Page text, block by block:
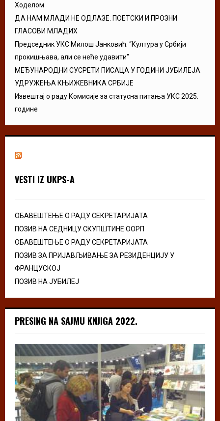
Ходелом
ДА НАМ МЛАДИ НЕ ОДЛАЗЕ: ПОЕТСКИ И ПРОЗНИ
ГЛАСОВИ МЛАДИХ
Председник УКС Милош Јанковић: “Култура у Србији
прокишњава, али се неће удавити”
МЕЂУНАРОДНИ СУСРЕТИ ПИСАЦА У ГОДИНИ ЈУБИЛЕЈА
УДРУЖЕЊА КЊИЖЕВНИКА СРБИЈЕ
Извештај о раду Комисије за статусна питања УКС 2025.
године
VESTI IZ UKPS-A
ОБАВЕШТЕЊЕ О РАДУ СЕКРЕТАРИЈАТА
ПОЗИВ НА СЕДНИЦУ СКУПШТИНЕ ООРП
ОБАВЕШТЕЊЕ О РАДУ СЕКРЕТАРИЈАТА
ПОЗИВ ЗА ПРИЈАВЉИВАЊЕ ЗА РЕЗИДЕНЦИЈУ У
ФРАНЦУСКОЈ
ПОЗИВ НА ЈУБИЛЕЈ
PRESING NA SAJMU KNJIGA 2022.